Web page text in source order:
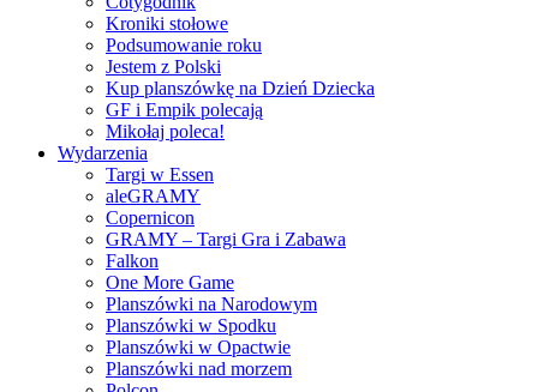
Kroniki stołowe
Podsumowanie roku
Jestem z Polski
Kup planszówkę na Dzień Dziecka
GF i Empik polecają
Mikołaj poleca!
Wydarzenia
Targi w Essen
aleGRAMY
Copernicon
GRAMY – Targi Gra i Zabawa
Falkon
One More Game
Planszówki na Narodowym
Planszówki w Spodku
Planszówki w Opactwie
Planszówki nad morzem